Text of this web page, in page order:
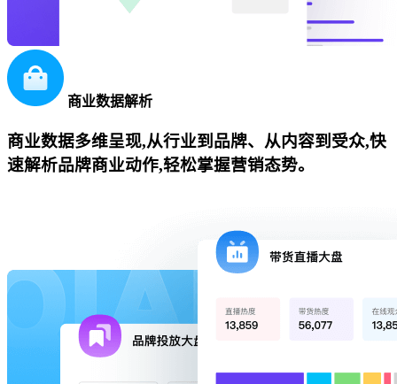
商业数据解析
商业数据多维呈现,从行业到品牌、从内容到受众,快
速解析品牌商业动作,轻松掌握营销态势。